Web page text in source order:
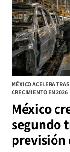
MÉXICO ACELERA
CRECIMIENTO EN 2026
México
segundo
previsión